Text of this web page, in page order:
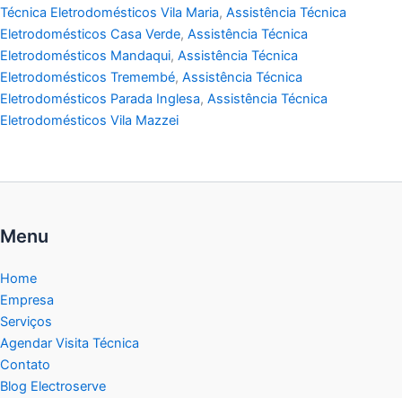
Técnica Eletrodomésticos Vila Maria, Assistência Técnica
Eletrodomésticos Casa Verde, Assistência Técnica
Eletrodomésticos Mandaqui, Assistência Técnica
Eletrodomésticos Tremembé, Assistência Técnica
Eletrodomésticos Parada Inglesa, Assistência Técnica
Eletrodomésticos Vila Mazzei
Menu
Home
Empresa
Serviços
Agendar Visita Técnica
Contato
Blog Electroserve